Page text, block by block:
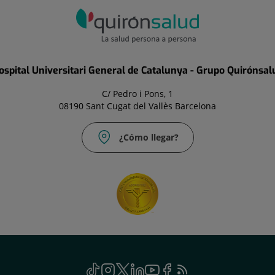
Universitari General de Catalunya - Grupo
C/ Pedro i Pons, 1
08190 Sant Cugat del Vallès Barcelona
¿Cómo llegar?
TikTok
EsteInstagram
EsteTwitter
EsteLinkedin
EsteYoutube
EsteFacebook
Este Feed
Este